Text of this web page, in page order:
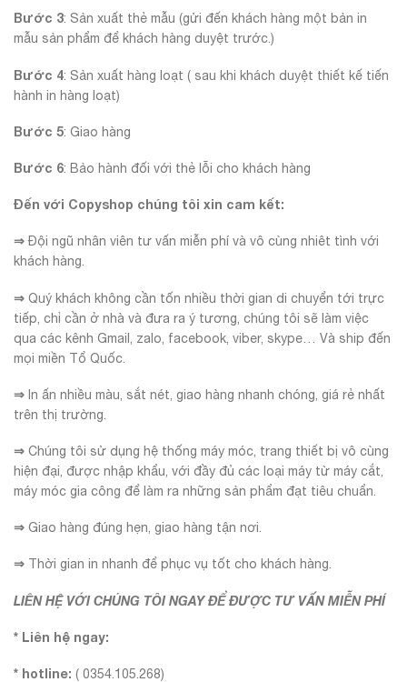
Bước 3: Sản xuất thẻ mẫu (gửi đến khách hàng một bản in
mẫu sản phẩm để khách hàng duyệt trước.)
Bước 4: Sản xuất hàng loạt ( sau khi khách duyệt thiết kế tiến
hành in hàng loạt)
Bước 5: Giao hàng
Bước 6: Bảo hành đối với thẻ lỗi cho khách hàng
Đến với Copyshop chúng tôi xin cam kết:
⇒Đội ngũ nhân viên tư vấn miễn phí và vô cùng nhiêt tình với
khách hàng.
⇒ Quý khách không cần tốn nhiều thời gian di chuyển tới trực
tiếp, chỉ cần ở nhà và đưa ra ý tương, chúng tôi sẽ làm việc
qua các kênh Gmail, zalo, facebook, viber, skype… Và ship đến
mọi miền Tổ Quốc.
⇒ In ấn nhiều màu, sắt nét, giao hàng nhanh chóng, giá rẻ nhất
trên thị trường.
⇒ Chúng tôi sử dụng hệ thống máy móc, trang thiết bị vô cùng
hiện đại, được nhập khẩu, với đầy đủ các loại máy từ máy cắt,
máy móc gia công để làm ra những sản phẩm đạt tiêu chuẩn.
⇒ Giao hàng đúng hẹn, giao hàng tận nơi.
⇒ Thời gian in nhanh để phục vụ tốt cho khách hàng.
LIÊN HỆ VỚI CHÚNG TÔI NGAY ĐỂ ĐƯỢC TƯ VẤN MIỄN PHÍ
* Liên hệ ngay:
* hotline: ( 0354.105.268)